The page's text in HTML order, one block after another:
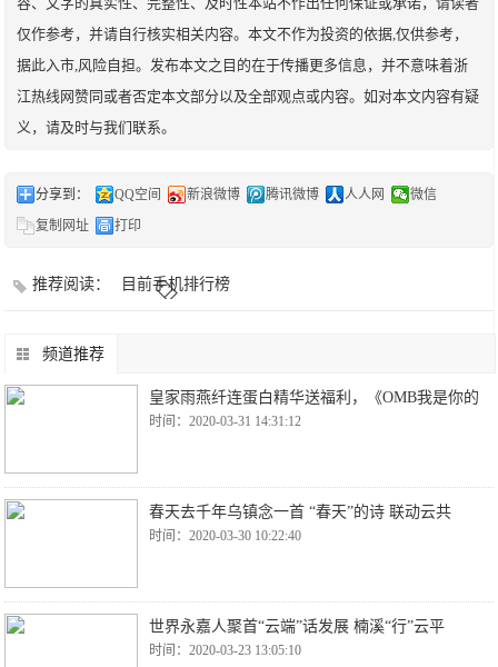
仅作参考，并请自行核实相关内容。本文不作为投资的依据,仅供参考，
据此入市,风险自担。发布本文之目的在于传播更多信息，并不意味着浙
江热线网赞同或者否定本文部分以及全部观点或内容。如对本文内容有疑
义，请及时与我们联系。
分享到： QQ空间 新浪微博 腾讯微博 人人网
微信
复制网址
打印
推荐阅读： 目前手机排行榜
频道推荐
皇家雨燕纤连蛋白精华送福利，《OMB我是你的
时间：2020-03-31 14:31:12
春天去千年乌镇念一首 “春天”的诗 联动云共
时间：2020-03-30 10:22:40
世界永嘉人聚首“云端”话发展 楠溪“行”云平
时间：2020-03-23 13:05:10